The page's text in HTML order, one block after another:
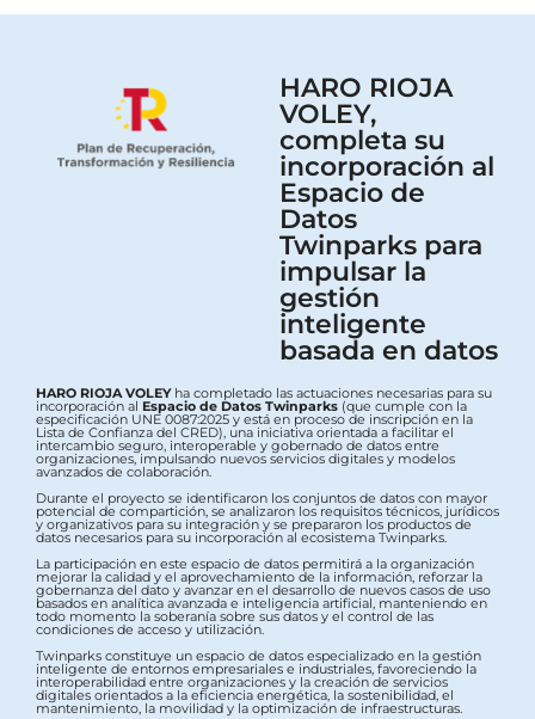
HARO RIOJA
VOLEY,
completa su
incorporación al
Espacio de
Datos
Twinparks para
impulsar la
gestión
inteligente
basada en datos
HARO RIOJA VOLEYha completado las actuaciones necesarias para su
incorporación al Espacio de Datos Twinparks (que cumple con la
especificación UNE 0087:2025 y está en proceso de inscripción en la
Lista de Confianza del CRED), una iniciativa orientada a facilitar el
intercambio seguro, interoperable y gobernado de datos entre
organizaciones, impulsando nuevos servicios digitales y modelos
avanzados de colaboración.
Durante el proyecto se identificaron los conjuntos de datos con mayor
potencial de compartición, se analizaron los requisitos técnicos, jurídicos
y organizativos para su integración y se prepararon los productos de
datos necesarios para su incorporación al ecosistema Twinparks.
La participación en este espacio de datos permitirá a la organización
mejorar la calidad y el aprovechamiento de la información, reforzar la
gobernanza del dato y avanzar en el desarrollo de nuevos casos de uso
basados en analítica avanzada e inteligencia artificial, manteniendo en
todo momento la soberanía sobre sus datos y el control de las
condiciones de acceso y utilización.
Twinparks constituye un espacio de datos especializado en la gestión
inteligente de entornos empresariales e industriales, favoreciendo la
interoperabilidad entre organizaciones y la creación de servicios
digitales orientados a la eficiencia energética, la sostenibilidad, el
mantenimiento, la movilidad y la optimización de infraestructuras.